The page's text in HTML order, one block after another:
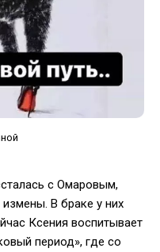
с Омаровым,
В браке у них
Ксения воспитывает
период», где со